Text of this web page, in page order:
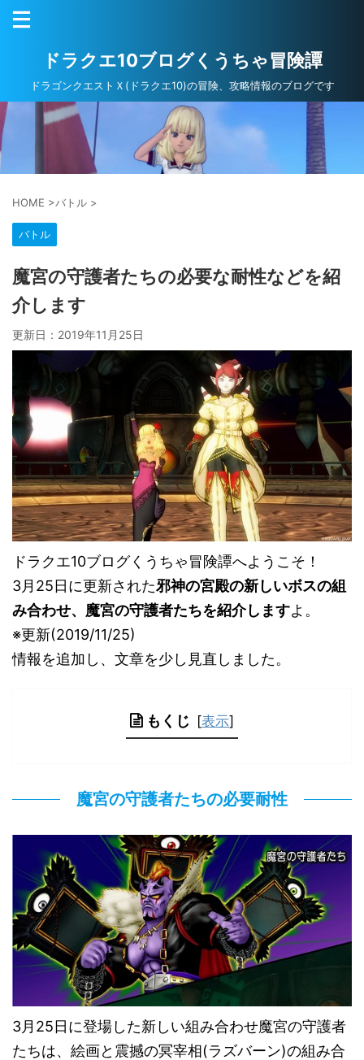
ドラクエ10ブログくうちゃ冒険譚
ドラゴンクエストＸ(ドラクエ10)の冒険、攻略情報のブログです
HOME >バトル >
バトル
魔宮の守護者たちの必要な耐性などを紹
介します
更新日： 2019年11月25日
ドラクエ10ブログくうちゃ冒険譚へようこそ！
3月25日に更新された邪神の宮殿の新しいボスの組
み合わせ、魔宮の守護者たちを紹介しますよ。
※更新(2019/11/25)
情報を追加し、文章を少し見直しました。
もくじ [表示]
魔宮の守護者たちの必要耐性
3月25日に登場した新しい組み合わせ魔宮の守護者
たちは、絵画と震撼の冥宰相(ラズバーン)の組み合